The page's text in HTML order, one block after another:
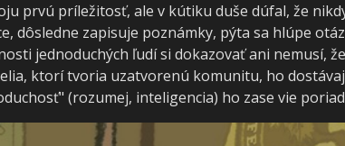
prvú príležitosť, ale v kútiku duše dúfal, že
dôsledne zapisuje poznámky, pýta sa hlúpe
jednoduchých ľudí si dokazovať ani nemusí,
ktorí tvoria uzatvorenú komunitu, ho
(rozumej, inteligencia) ho zase vie